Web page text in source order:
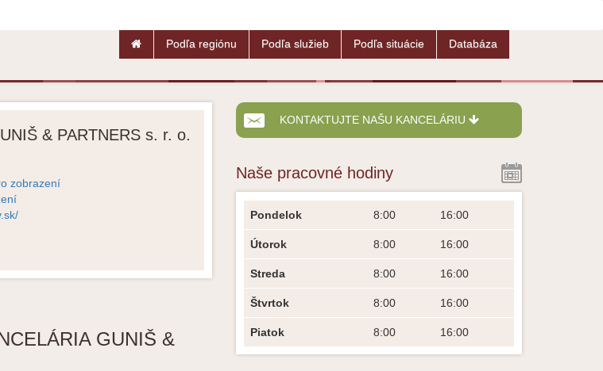
Podľa regiónu Podľa služieb Podľa situácie Databáza
& PARTNERS s. r. o.
zobrazení
GUNIŠ &
KONTAKTUJTE NAŠU KANCELÁRIU
Naše pracovné hodiny
Pondelok 8:00 16:00
Útorok 8:00 16:00
Streda 8:00 16:00
Štvrtok 8:00 16:00
Piatok 8:00 16:00